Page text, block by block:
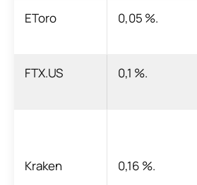
EToro 0,05 %.
FTX.US 0,1 %.
Kraken 0,16 %.